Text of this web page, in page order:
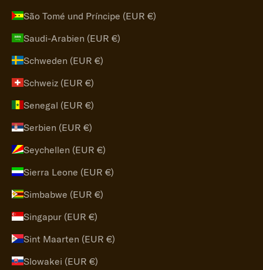
São Tomé und Príncipe (EUR €)
Saudi-Arabien (EUR €)
Schweden (EUR €)
Schweiz (EUR €)
Senegal (EUR €)
Serbien (EUR €)
Seychellen (EUR €)
Sierra Leone (EUR €)
Simbabwe (EUR €)
Singapur (EUR €)
Sint Maarten (EUR €)
Slowakei (EUR €)